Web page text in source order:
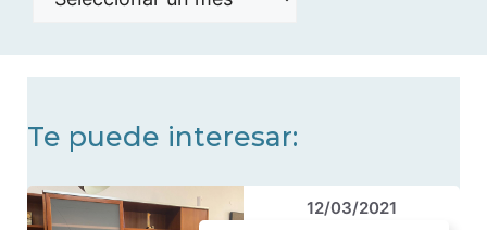
Te puede interesar:
12/03/2021